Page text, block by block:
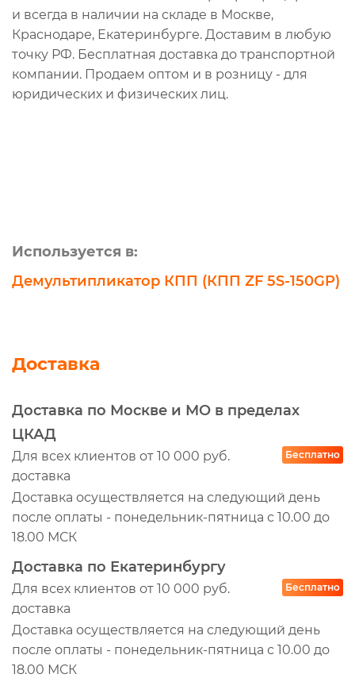
и всегда в наличии на складе в Москве,
Краснодаре, Екатеринбурге. Доставим в любую
точку РФ. Бесплатная доставка до транспортной
компании. Продаем оптом и в розницу - для
юридических и физических лиц.
Используется в:
Демультипликатор КПП (КПП ZF 5S-150GP)
Доставка
Доставка по Москве и МО в пределах
ЦКАД
Для всех клиентов от 10 000 руб.
доставка
Бесплатно
Доставка осуществляется на следующий день
после оплаты - понедельник-пятница с 10.00 до
18.00 МСК
Доставка по Екатеринбургу
Для всех клиентов от 10 000 руб.
доставка
Бесплатно
Доставка осуществляется на следующий день
после оплаты - понедельник-пятница с 10.00 до
18.00 МСК